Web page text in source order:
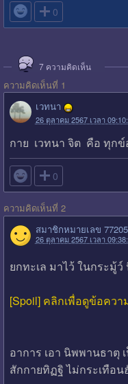
 0
7 ความคิดเห็น
ความคิดเห็นที่ 1
เวทนา
26 ตุลาคม 2567 เวลา
กาย เวทนา จิต คือ ทุกข์
 0
ความคิดเห็นที่ 2
สมาชิกหมายเลข
26 ตุลาคม 2567 เวลา
ยกทะเล มาไว้ ในกระมู้ว์
[Spoil] คลิกเพื่อดูข้อคว
อาการ เอา นิพพานธาตุ
สักกายทิฏฐิ ไม่กระเทือน